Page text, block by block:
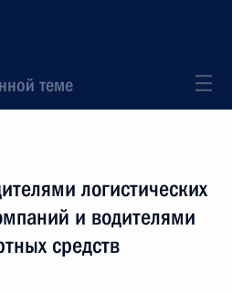
теме
логистических
и водителями
средств